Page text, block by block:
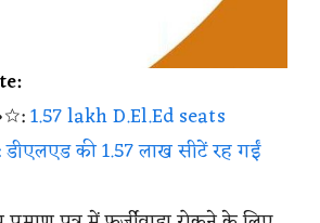
1.57 lakh D.El.Ed seats
की 1.57 लाख सीटें रह गईं